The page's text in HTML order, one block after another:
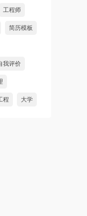
工程师
简历模板
我评价
程 大学